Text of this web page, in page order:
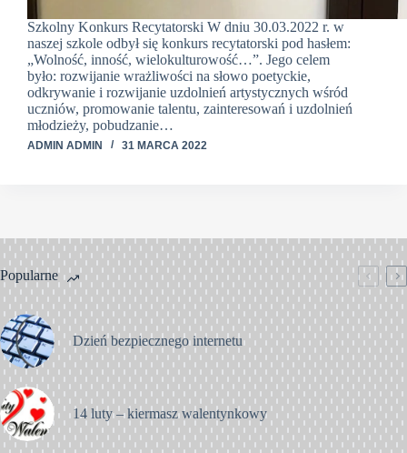
Szkolny Konkurs Recytatorski W dniu 30.03.2022 r. w
naszej szkole odbył się konkurs recytatorski pod hasłem:
„Wolność, inność, wielokulturowość…”. Jego celem
było: rozwijanie wrażliwości na słowo poetyckie,
odkrywanie i rozwijanie uzdolnień artystycznych wśród
uczniów, promowanie talentu, zainteresowań i uzdolnień
młodzieży, pobudzanie…
ADMIN ADMIN 31 MARCA 2022
Popularne
Dzień bezpiecznego internetu
14 luty – kiermasz walentynkowy